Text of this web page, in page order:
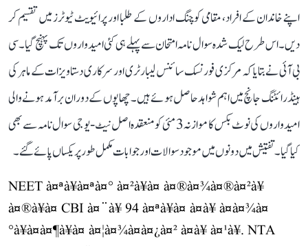
اپنے خاندان کے افراد، مقامی کوچنگ اداروں کے طلبا اور پرائیویٹ ٹیوٹرز میں تقسیم کر
دیں۔ اس طرح لیک شدہ سوال نامہ امتحان سے پہلے ہی کئی امیدواروں تک پہنچ گیا۔ سی
بی آئی نے بتایا کہ مرکزی فورنسک سائنس لیبارٹری اور سرکاری دستاویزات کے ماہر کی
ہینڈ رائٹنگ جانچ میں اہم شواہد حاصل ہوئے ہیں۔ چھاپوں کے دوران برآمد ہونے والی
امیدواروں کی نوٹ بکس کا موازنہ 3 مئی کو منعقدہ اصل نیٹ-یو جی سوال نامہ سے بھی
کیا گیا۔ تفتیش میں دونوں میں موجود سوالات اور جوابات مکمل طور پر یکساں پائے گئے۔
NEET à¤ªà¥à¤ªà¤° à¤²à¥à¤ à¤®à¤¾à¤®à¤²à¥
à¤®à¥à¤ CBI à¤¨à¥ 94 à¤ªà¥à¤ à¤à¥ à¤à¤¾à¤
°à¥à¤à¤¶à¥à¤ à¤¦à¤¾à¤à¤¿à¤² à¤à¥ à¤¹à¥. NTA